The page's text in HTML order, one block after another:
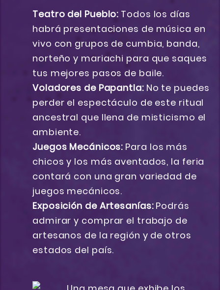
Teatro del Pueblo: Todos los días
habrá presentaciones de música en
vivo con grupos de cumbia, banda,
norteño y mariachi para que saques
tus mejores pasos de baile.
Voladores de Papantla:No te puedes
perder el espectáculo de este ritual
ancestral que llena de misticismo el
ambiente.
Juegos Mecánicos: Para los más
chicos y los más aventados, la feria
contará con una gran variedad de
juegos mecánicos.
Exposición de Artesanías:Podrás
admirar y comprar el trabajo de
artesanos de la región y de otros
estados del país.